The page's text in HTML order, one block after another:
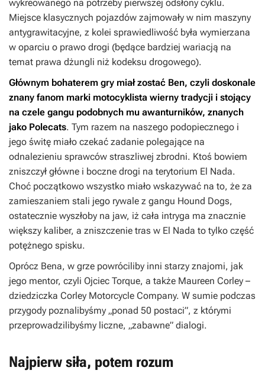
wykreowanego na potrzeby pierwszej odsłony cyklu.
Miejsce klasycznych pojazdów zajmowały w nim maszyny
antygrawitacyjne, z kolei sprawiedliwość była wymierzana
w oparciu o prawo drogi (będące bardziej wariacją na
temat prawa dżungli niż kodeksu drogowego).
Głównym bohaterem gry miał zostać Ben, czyli doskonale
znany fanom marki motocyklista wierny tradycji i stojący
na czele gangu podobnych mu awanturników, znanych
jako Polecats. Tym razem na naszego podopiecznego i
jego świtę miało czekać zadanie polegające na
odnalezieniu sprawców straszliwej zbrodni. Ktoś bowiem
zniszczył główne i boczne drogi na terytorium El Nada.
Choć początkowo wszystko miało wskazywać na to, że za
zamieszaniem stali jego rywale z gangu Hound Dogs,
ostatecznie wyszłoby na jaw, iż cała intryga ma znacznie
większy kaliber, a zniszczenie tras w El Nada to tylko część
potężnego spisku.
Oprócz Bena, w grze powróciliby inni starzy znajomi, jak
jego mentor, czyli Ojciec Torque, a także Maureen Corley –
dziedziczka Corley Motorcycle Company. W sumie podczas
przygody poznalibyśmy „ponad 50 postaci”, z którymi
przeprowadzilibyśmy liczne, „zabawne” dialogi.
Najpierw siła, potem rozum